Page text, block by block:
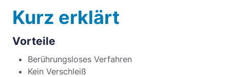
Kurz erklärt
Vorteile
Berührungsloses Verfahren
Kein Verschleiß